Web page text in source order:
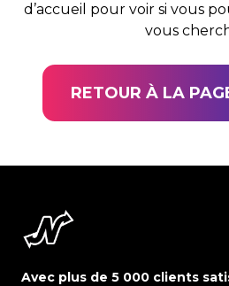
d’accueil pour voir si vous
vous
RETOUR À LA
Avec plus de 5 000 clients